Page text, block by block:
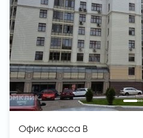
Офис класса B